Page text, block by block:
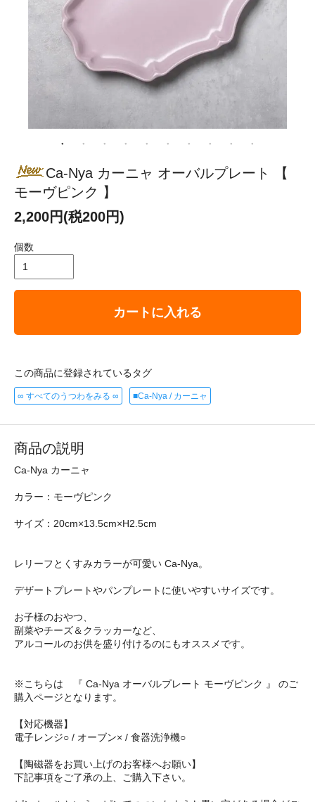
Ca-Nya カーニャ オーバルプレート 【
モーヴピンク 】
2,200円(税200円)
個数
カートに入れる
この商品に登録されているタグ
∞ すべてのうつわをみる ∞ ■Ca-Nya / カーニャ
商品の説明
Ca-Nya カーニャ
カラー：モーヴピンク
サイズ：20cm×13.5cm×H2.5cm
レリーフとくすみカラーが可愛い Ca-Nya。
デザートプレートやパンプレートに使いやすいサイズです。
お子様のおやつ、
副菜やチーズ＆クラッカーなど、
アルコールのお供を盛り付けるのにもオススメです。
※こちらは 『 Ca-Nya オーバルプレート モーヴピンク 』 のご
購入ページとなります。
【対応機器】
電子レンジ○ / オーブン× / 食器洗浄機○
【陶磁器をお買い上げのお客様へお願い】
下記事項をご了承の上、ご購入下さい。